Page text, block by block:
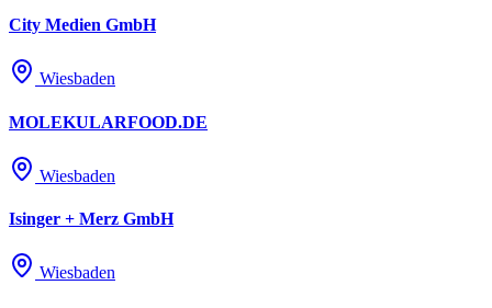
City Medien GmbH
Wiesbaden
MOLEKULARFOOD.DE
Wiesbaden
Isinger + Merz GmbH
Wiesbaden